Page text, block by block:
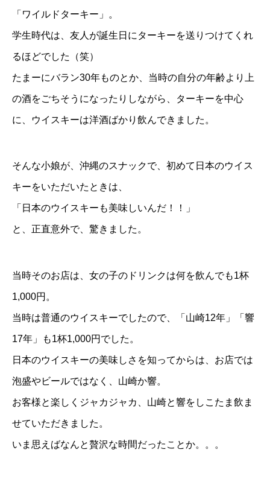
「ワイルドターキー」。
学生時代は、友人が誕生日にターキーを送りつけてくれ
るほどでした（笑）
たまーにバラン30年ものとか、当時の自分の年齢より上
の酒をごちそうになったりしながら、ターキーを中心
に、ウイスキーは洋酒ばかり飲んできました。
そんな小娘が、沖縄のスナックで、初めて日本のウイス
キーをいただいたときは、
「日本のウイスキーも美味しいんだ！！」
と、正直意外で、驚きました。
当時そのお店は、女の子のドリンクは何を飲んでも1杯
1,000円。
当時は普通のウイスキーでしたので、「山崎12年」「響
17年」も1杯1,000円でした。
日本のウイスキーの美味しさを知ってからは、お店では
泡盛やビールではなく、山崎か響。
お客様と楽しくジャカジャカ、山崎と響をしこたま飲ま
せていただきました。
いま思えばなんと贅沢な時間だったことか。。。